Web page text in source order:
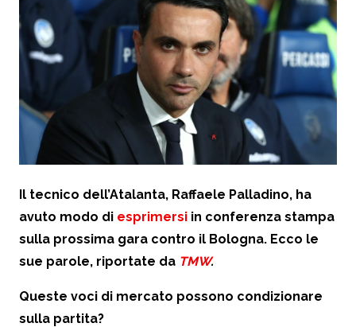
Il tecnico dell’Atalanta, Raffaele Palladino, ha
avuto modo di esprimersi in conferenza stampa
sulla prossima gara contro il Bologna. Ecco le
sue parole, riportate da TMW.
Queste voci di mercato possono condizionare
sulla partita?